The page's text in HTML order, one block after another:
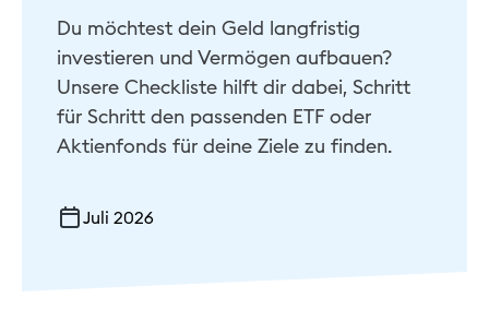
Du möchtest dein Geld langfristig
investieren und Vermögen aufbauen?
Unsere Checkliste hilft dir dabei, Schritt
für Schritt den passenden ETF oder
Aktienfonds für deine Ziele zu finden.
Juli 2026